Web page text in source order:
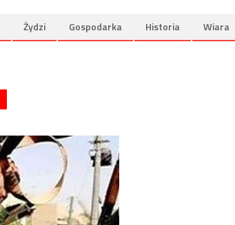
Żydzi Gospodarka Historia Wiara